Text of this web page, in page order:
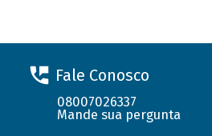
Fale Conosco
08007026337
Mande sua pergunta